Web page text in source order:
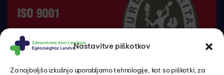
Nastavitve piškotkov
Za najboljšo izkušnjo uporabljamo tehnologije, kot so piškotki, za